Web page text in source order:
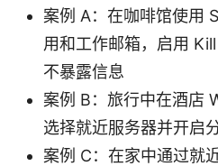
案例 A：在咖啡馆使用
用和工作邮箱，启用
不暴露信息
案例 B：旅行中在酒店
选择就近服务器并开启
案例 C：在家中通过就